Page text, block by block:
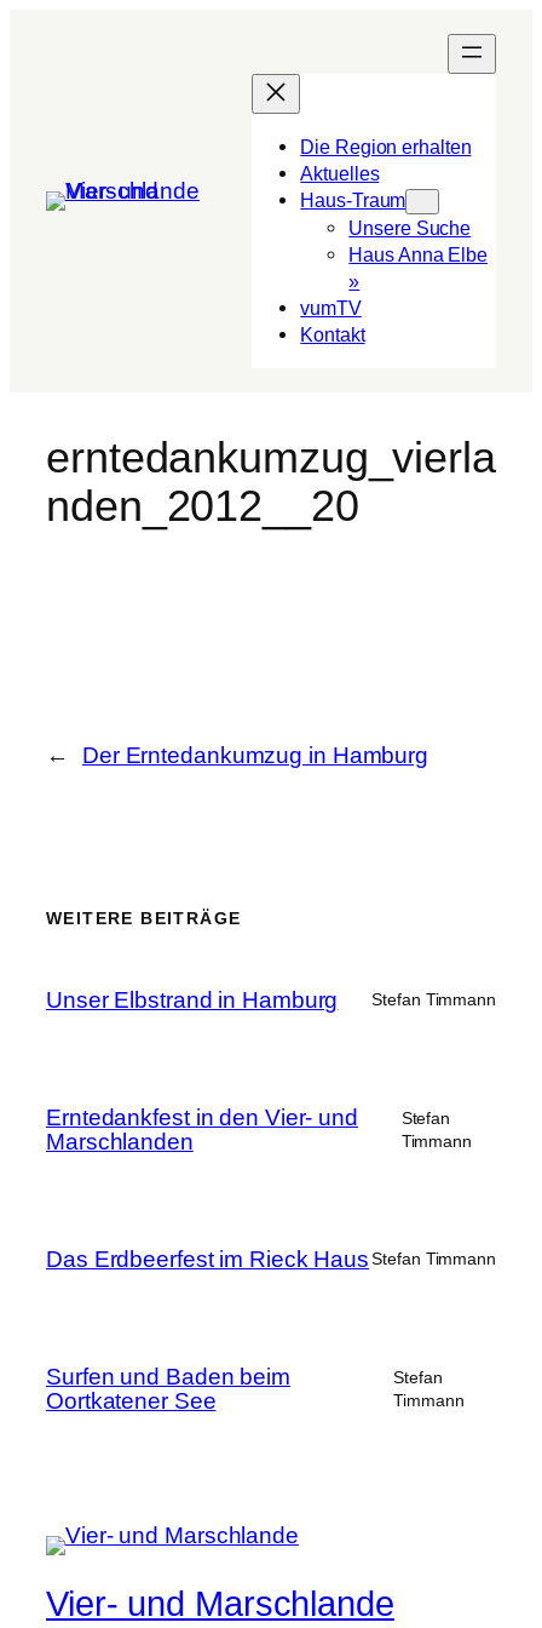
Die Region erhalten
Aktuelles
Haus-Traum
Unsere Suche
Haus Anna Elbe
»
vumTV
Kon­takt
erntedankumzug_vierla
nden_2012__20
← Der Erntedankumzug in Hamburg
WEITERE BEITRÄGE
Unser Elbstrand in Hamburg Stefan Timmann
Erntedankfest in den Vier- und
Marschlanden
Stefan
Timmann
Das Erdbeerfest im Rieck Haus Stefan Timmann
Surfen und Baden beim
Oortkatener See
Stefan
Timmann
Vier- und Marschlande